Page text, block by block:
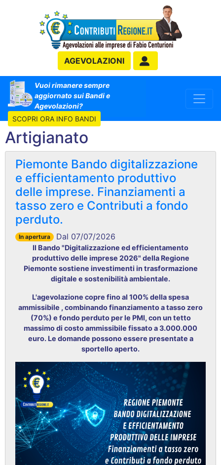
AGEVOLAZIONI
Vuoi rimanere sempre
aggiornato sui Bandi e
Agevolazioni?
SCOPRI ORA INFO BANDI
Artigianato
Piemonte Bando digitalizzazione
e efficientamento produttivo
delle imprese. Finanziamenti a
tasso zero e Contributi a fondo
perduto.
In apertura Dal 07/07/2026
Il Bando "Digitalizzazione ed efficientamento
produttivo delle imprese 2026" della Regione
Piemonte sostiene investimenti in trasformazione
digitale e sostenibilità ambientale.
L'agevolazione copre fino al 100% della spesa
ammissibile , combinando finanziamento a tasso zero
(70%) e fondo perduto per le PMI, con un tetto
massimo di costo ammissibile fissato a 3.000.000
euro. Le domande possono essere presentate a
sportello aperto.